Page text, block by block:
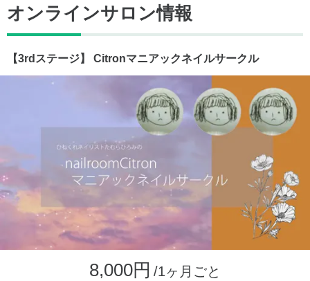
オンラインサロン情報
【3rdステージ】 Citronマニアックネイルサークル
8,000円 /1ヶ月ごと